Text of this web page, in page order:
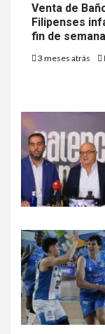
Venta de
Filipenses
fin de semana
3 meses atrás